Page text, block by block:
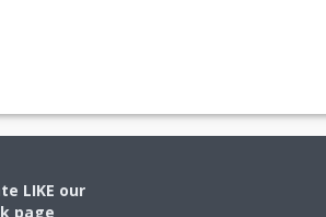
LIKE our
page